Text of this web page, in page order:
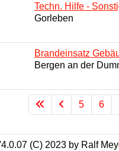
Techn. Hilfe -
Gorleben
Brandeinsatz
Bergen an der
5 6
(C) 2023 by Ralf